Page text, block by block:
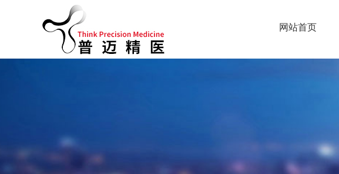
网站首页